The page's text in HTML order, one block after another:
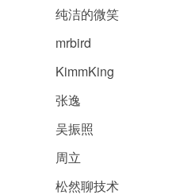
纯洁的微笑
mrbird
KimmKing
张逸
吴振照
周立
松然聊技术